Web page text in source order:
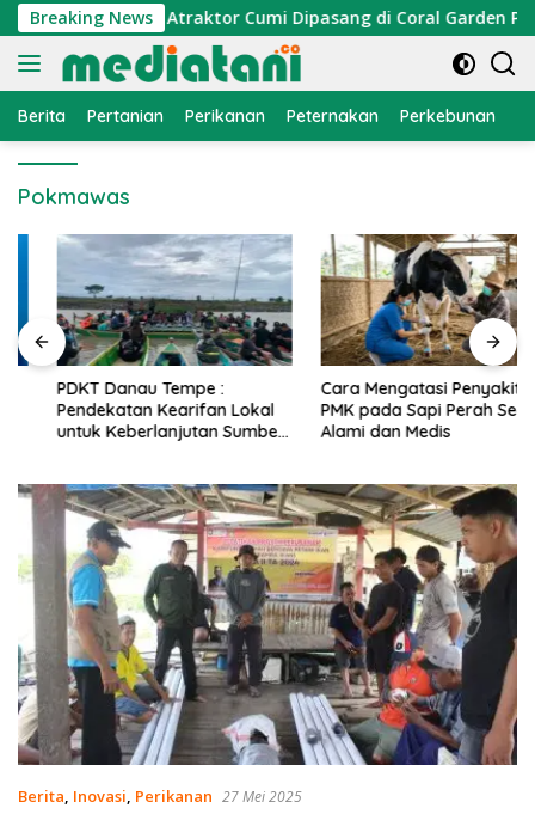
Langsung
ke
konten
Breaking News
Nelayan, Atraktor Cumi Dipasang di Coral Garden Pulau
Berita Pertanian Perikanan Peternakan Perkebunan
Pokmawas
PDKT Danau Tempe :
Pendekatan Kearifan Lokal
untuk Keberlanjutan Sumber
Cara Mengatasi Penyakit
PMK pada Sapi Perah Secara
Alami dan Medis
Berita, Inovasi, Perikanan 27 Mei 2025